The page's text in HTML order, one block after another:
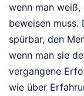
wenn man weiß,
beweisen muss.
spürbar, den
wenn man sie
vergangene
wie über